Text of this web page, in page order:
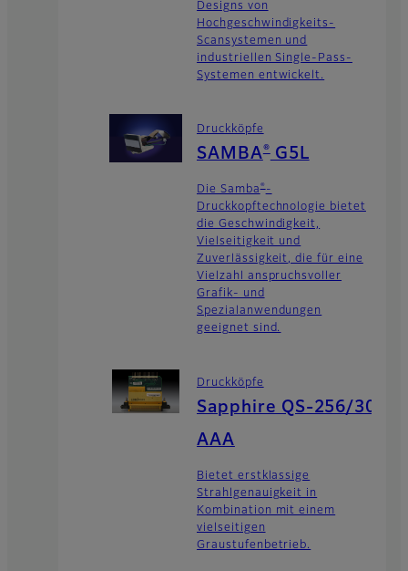
Designs von
Hochgeschwindigkeits-
Scansystemen und
industriellen Single-Pass-
Systemen entwickelt.
Druckköpfe
SAMBA®G5L
Die Samba® -
Druckkopftechnologie bietet
die Geschwindigkeit,
Vielseitigkeit und
Zuverlässigkeit, die für eine
Vielzahl anspruchsvoller
Grafik- und
Spezialanwendungen
geeignet sind.
Druckköpfe
Sapphire QS-256/30
AAA
Bietet erstklassige
Strahlgenauigkeit in
Kombination mit einem
vielseitigen
Graustufenbetrieb.